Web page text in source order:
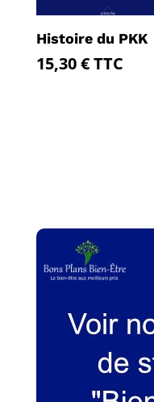
Histoire du PKK
15,30€TTC